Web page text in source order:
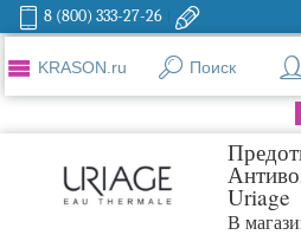
8 (800) 333-27-26
KRASON.ru Поиск
Uriage
В